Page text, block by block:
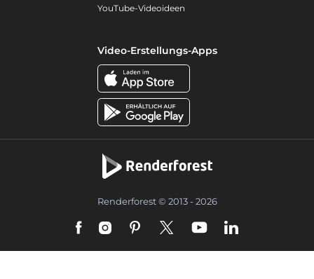
YouTube-Videoideen
Video-Erstellungs-Apps
Renderforest © 2013 - 2026